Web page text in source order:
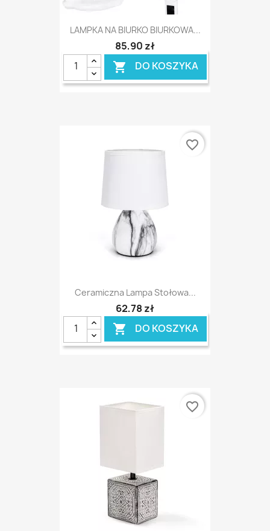
LAMPKA NA BIURKO BIURKOWA...
85,90 zł
 DO KOSZYKA
Ceramiczna Lampa Stołowa...
62,78 zł
 DO KOSZYKA
favorite_border
favorite_border